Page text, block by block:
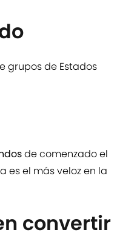
grupos de Estados
de comenzado el
es el más veloz en la
convertir